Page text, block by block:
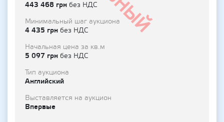
443 468 грн без НДС
Минимальный шаг аукциона
4 435 грн без НДС
Начальная цена за кв.м
5 097 грн без НДС
Тип аукциона
Английский
Выставляется на аукцион
Впервые